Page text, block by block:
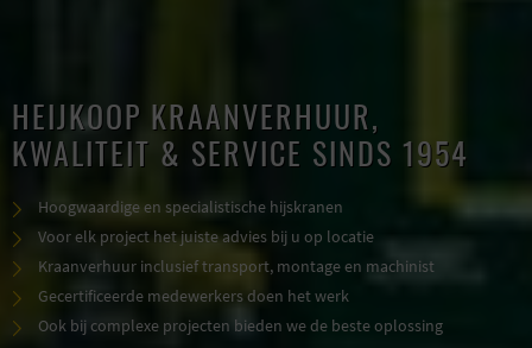
HEIJKOOP KRAANVERHUUR,
KWALITEIT & SERVICE SINDS 1954
Hoogwaardige en specialistische hijskranen
Voor elk project het juiste advies bij u op locatie
Kraanverhuur inclusief transport, montage en machinist
Gecertificeerde medewerkers doen het werk
Ook bij complexe projecten bieden we de beste oplossing